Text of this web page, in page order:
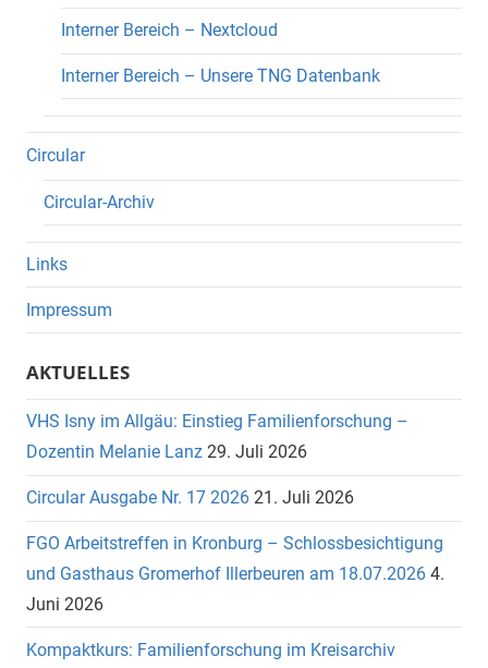
Interner Bereich – Nextcloud
Interner Bereich – Unsere TNG Datenbank
Circular
Circular-Archiv
Links
Impressum
AKTUELLES
VHS Isny im Allgäu: Einstieg Familienforschung –
Dozentin Melanie Lanz 29. Juli 2026
Circular Ausgabe Nr. 17 2026 21. Juli 2026
FGO Arbeitstreffen in Kronburg – Schlossbesichtigung
und Gasthaus Gromerhof Illerbeuren am 18.07.2026 4.
Juni 2026
Kompaktkurs: Familienforschung im Kreisarchiv